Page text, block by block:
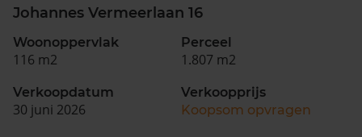
Johannes Vermeerlaan 16
Woonoppervlak
116 m2
Perceel
1.807 m2
Verkoopdatum
30 juni 2026
Verkoopprijs
Koopsom opvragen